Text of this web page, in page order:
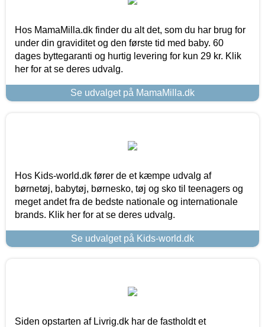
Hos MamaMilla.dk finder du alt det, som du har brug for
under din graviditet og den første tid med baby. 60
dages byttegaranti og hurtig levering for kun 29 kr. Klik
her for at se deres udvalg.
Se udvalget på MamaMilla.dk
Hos Kids-world.dk fører de et kæmpe udvalg af
børnetøj, babytøj, børnesko, tøj og sko til teenagers og
meget andet fra de bedste nationale og internationale
brands. Klik her for at se deres udvalg.
Se udvalget på Kids-world.dk
Siden opstarten af Livrig.dk har de fastholdt et